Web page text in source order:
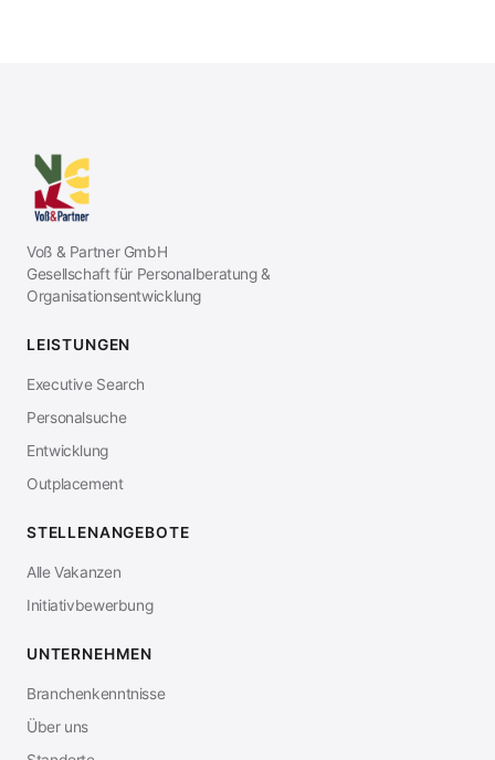
Voß & Partner GmbH
Gesellschaft für Personalberatung &
Organisationsentwicklung
LEISTUNGEN
Executive Search
Personalsuche
Entwicklung
Outplacement
STELLENANGEBOTE
Alle Vakanzen
Initiativbewerbung
UNTERNEHMEN
Branchenkenntnisse
Über uns